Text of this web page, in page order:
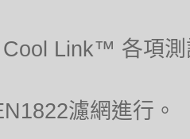
Link™ 各項測
濾網進行。